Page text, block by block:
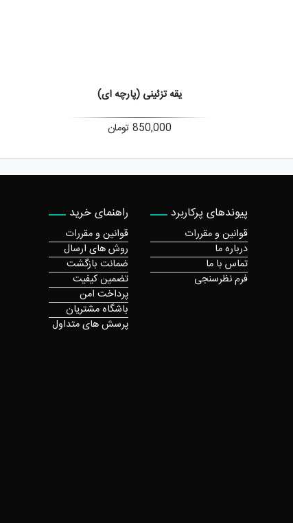
یقه تزئینی (پارچه ای)
850,000 تومان
پیوندهای پرکاربرد
قوانین و مقررات
درباره ما
تماس با ما
فرم نظرسنجی
راهنمای خرید
قوانین و مقررات
روش های ارسال
ضمانت بازگشت
تضمین کیفیت
پرداخت امن
باشگاه مشتریان
پرسش های متداول